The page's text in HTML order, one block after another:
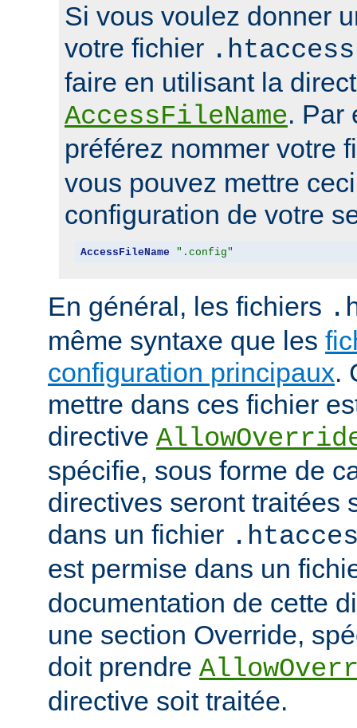
Si vous voulez donner
votre fichier .htaccess
faire en utilisant la
AccessFileName. Par
préférez nommer votre
vous pouvez mettre
configuration de votre
AccessFileName ".config"
En général, les fichiers
même syntaxe que les
configuration principaux.
mettre dans ces fichier
directive
spécifie, sous forme de
directives seront traitées
dans un fichier
est permise dans un
documentation de cette
une section Override,
doit prendre
directive soit traitée.